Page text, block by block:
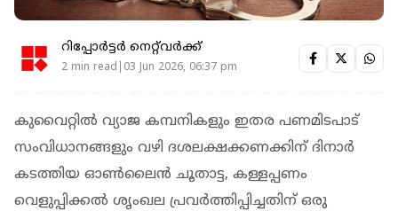
റിപ്പോർട്ടർ നെറ്റ്‌വര്‍ക്ക്‌
2 min read|03 Jun 2026, 06:37 pm
കുവൈറ്റിൽ വ്യാജ കമ്പനികളും ഇതര പണമിടപാട്
സംവിധാനങ്ങളും വഴി ദശലക്ഷക്കണക്കിന് ദിനാർ
കടത്തിയ ഓൺലൈൻ ചൂതാട്ട, കള്ളപ്പണം
വെളുപ്പിക്കൽ ശൃംഖല പ്രവർത്തിപ്പിച്ചതിന് ഒരു